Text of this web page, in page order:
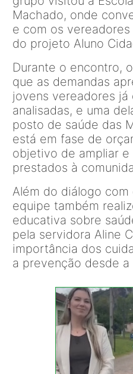
Machado, onde
e com os
do projeto Aluno
Durante o encontro,
que as demandas
jovens vereadores já
analisadas, e uma
posto de saúde das
está em fase de
objetivo de ampliar
prestados à
Além do diálogo com
equipe também
educativa sobre
pela servidora Aline
importância dos
a prevenção desde a